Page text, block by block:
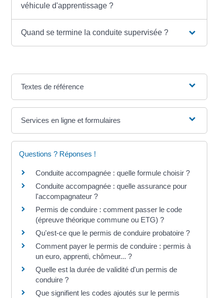
véhicule d'apprentissage ?
Quand se termine la conduite supervisée ?
Textes de référence
Services en ligne et formulaires
Questions ? Réponses !
Conduite accompagnée : quelle formule choisir ?
Conduite accompagnée : quelle assurance pour
l'accompagnateur ?
Permis de conduire : comment passer le code
(épreuve théorique commune ou ETG) ?
Qu'est-ce que le permis de conduire probatoire ?
Comment payer le permis de conduire : permis à
un euro, apprenti, chômeur... ?
Quelle est la durée de validité d'un permis de
conduire ?
Que signifient les codes ajoutés sur le permis